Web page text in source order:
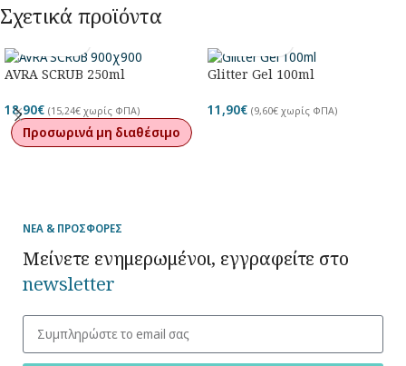
Σχετικά προϊόντα
AVRA SCRUB 250ml
18,90€ (15,24€ χωρίς ΦΠΑ)
Προσωρινά μη διαθέσιμο
Glitter Gel 100ml
11,90€ (9,60€ χωρίς ΦΠΑ)
ΝΕΑ & ΠΡΟΣΦΟΡΕΣ
Μείνετε ενημερωμένοι, εγγραφείτε στο
newsletter